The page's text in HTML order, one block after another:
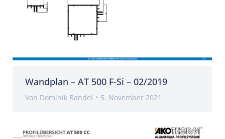
Wandplan – AT 500 F-Si – 02/2019
Von Dominik Bandel 5. November 2021